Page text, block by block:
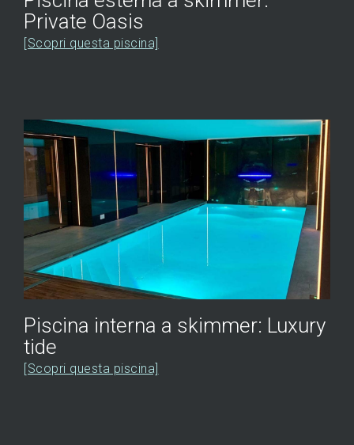
Private Oasis
[Scopri questa piscina]
Piscina interna a skimmer: Luxury
tide
[Scopri questa piscina]